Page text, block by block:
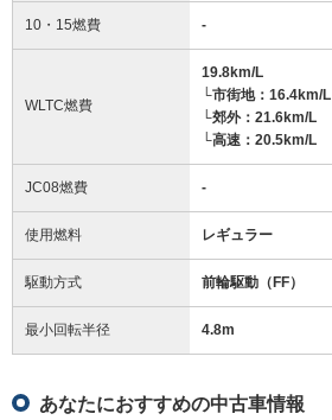
10・15燃費 -
WLTC燃費
19.8km/L
└市街地：16.4km/L
└郊外：21.6km/L
└高速：20.5km/L
JC08燃費 -
使用燃料 レギュラー
駆動方式 前輪駆動（FF）
最小回転半径 4.8m
あなたにおすすめの中古車情報